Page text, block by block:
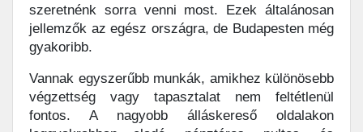
szeretnénk sorra venni most. Ezek általánosan
jellemzők az egész országra, de Budapesten még
gyakoribb.
Vannak egyszerűbb munkák, amikhez különösebb
végzettség vagy tapasztalat nem feltétlenül
fontos. A nagyobb álláskereső oldalakon